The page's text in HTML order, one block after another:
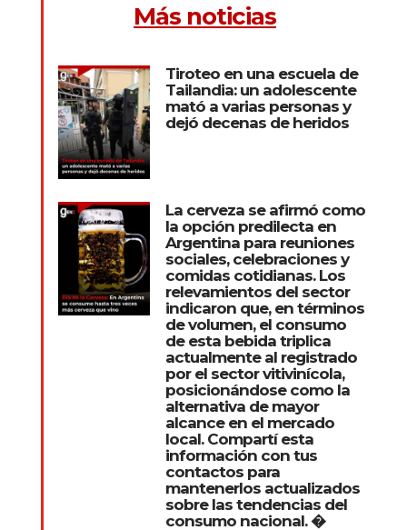
Más noticias
Tiroteo en una escuela de
Tailandia: un adolescente
mató a varias personas y
dejó decenas de heridos
La cerveza se afirmó como
la opción predilecta en
Argentina para reuniones
sociales, celebraciones y
comidas cotidianas. Los
relevamientos del sector
indicaron que, en términos
de volumen, el consumo
de esta bebida triplica
actualmente al registrado
por el sector vitivinícola,
posicionándose como la
alternativa de mayor
alcance en el mercado
local. Compartí esta
información con tus
contactos para
mantenerlos actualizados
sobre las tendencias del
consumo nacional. �